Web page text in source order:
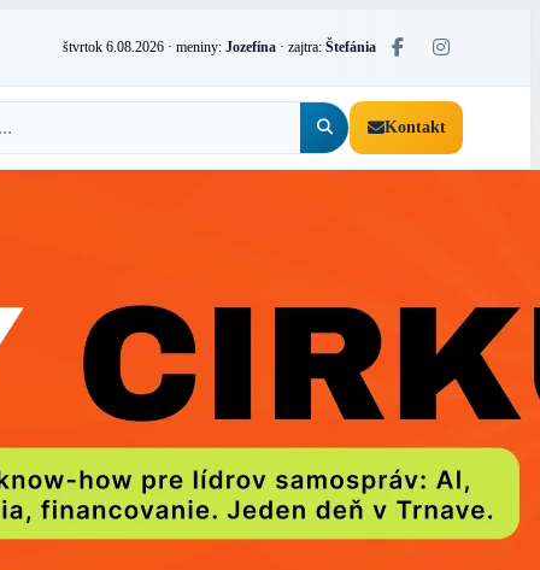
štvrtok 6.08.2026 · meniny: Jozefína · zajtra: Štefánia
Kontakt